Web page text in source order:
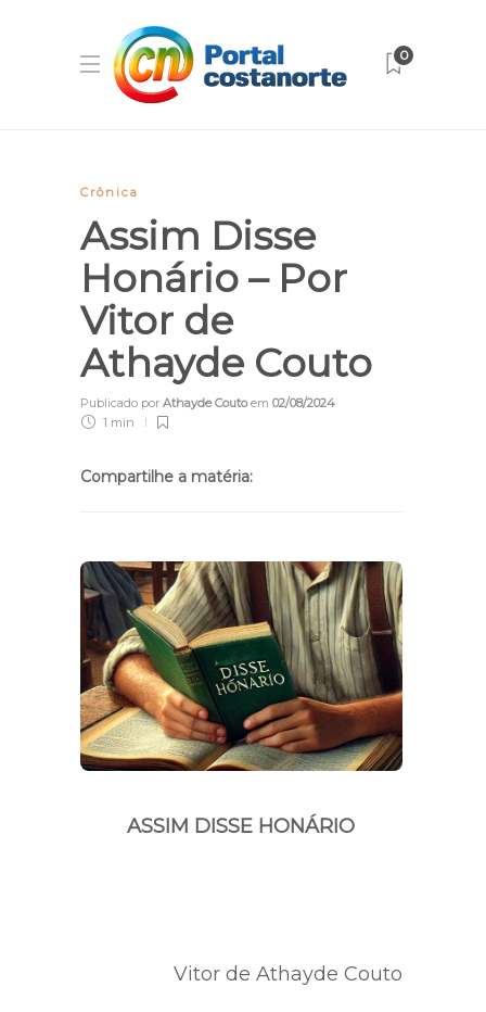
0
Crônica
Assim Disse
Honário – Por
Vitor de
Athayde Couto
Publicado por Athayde Coutoem 02/08/2024
1 min
Compartilhe a matéria:
ASSIM DISSE HONÁRIO
Vitor de Athayde Couto